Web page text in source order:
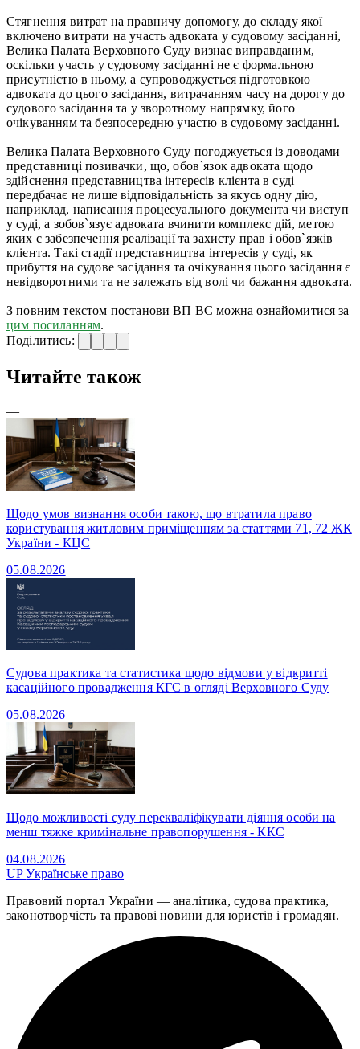
Стягнення витрат на правничу допомогу, до складу якої
включено витрати на участь адвоката у судовому засіданні,
Велика Палата Верховного Суду визнає виправданим,
оскільки участь у судовому засіданні не є формальною
присутністю в ньому, а супроводжується підготовкою
адвоката до цього засідання, витрачанням часу на дорогу до
судового засідання та у зворотному напрямку, його
очікуванням та безпосередню участю в судовому засіданні.
Велика Палата Верховного Суду погоджується із доводами
представниці позивачки, що, обов`язок адвоката щодо
здійснення представництва інтересів клієнта в суді
передбачає не лише відповідальність за якусь одну дію,
наприклад, написання процесуального документа чи виступ
у суді, а зобов`язує адвоката вчинити комплекс дій, метою
яких є забезпечення реалізації та захисту прав і обов`язків
клієнта. Такі стадії представництва інтересів у суді, як
прибуття на судове засідання та очікування цього засідання є
невідворотними та не залежать від волі чи бажання адвоката.
З повним текстом постанови ВП ВС можна ознайомитися за
цим посиланням.
Поділитись:
Читайте також
—
Щодо умов визнання особи такою, що втратила право
користування житловим приміщенням за статтями 71, 72 ЖК
України - КЦС
05.08.2026
Судова практика та статистика щодо відмови у відкритті
касаційного провадження КГС в огляді Верховного Суду
05.08.2026
Щодо можливості суду перекваліфікувати діяння особи на
менш тяжке кримінальне правопорушення - ККС
04.08.2026
UPУкраїнське право
Правовий портал України — аналітика, судова практика,
законотворчість та правові новини для юристів і громадян.